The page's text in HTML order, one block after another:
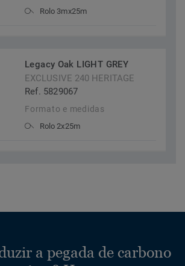
Rolo 3mx25m
Legacy Oak LIGHT GREY
EXCLUSIVE 240 HERITAGE
Ref. 5829067
Formato e medidas
Rolo 2x25m
a pegada de carbono